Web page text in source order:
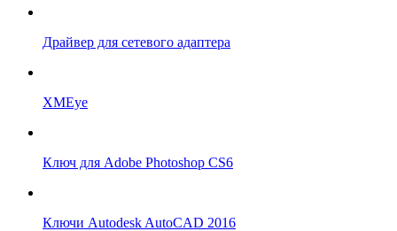
Драйвер для сетевого адаптера
XMEye
Ключ для Adobe Photoshop CS6
Ключи Autodesk AutoCAD 2016